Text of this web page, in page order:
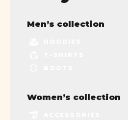
Men’s collection
Women’s collection